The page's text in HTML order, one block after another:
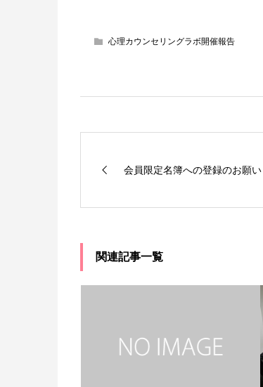
心理カウンセリングラボ開催報告
会員限定名簿への登録のお願い
関連記事一覧